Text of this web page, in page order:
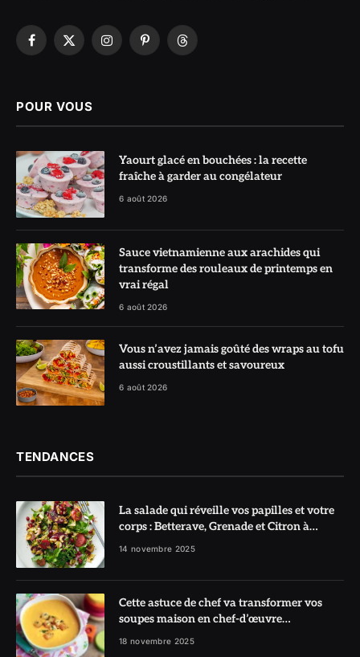
Facebook
X
InstagramPinterestThreads
POUR VOUS
Yaourt glacé en bouchées : la recette
fraîche à garder au congélateur
6 août 2026
Sauce vietnamienne aux arachides qui
transforme des rouleaux de printemps en
vrai régal
6 août 2026
Vous n’avez jamais goûté des wraps au tofu
aussi croustillants et savoureux
6 août 2026
TENDANCES
La salade qui réveille vos papilles et votre
corps : Betterave, Grenade et Citron à
l’honneur
14 novembre 2025
Cette astuce de chef va transformer vos
soupes maison en chef-d’œuvre
réconfortant
18 novembre 2025